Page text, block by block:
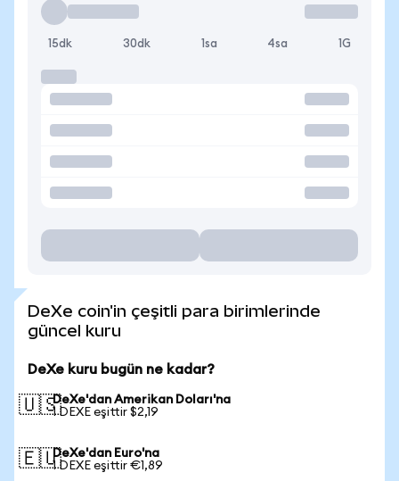
15dk 30dk 1sa 4sa 1G
DeXe coin'in çeşitli para birimlerinde
güncel kuru
DeXe kuru bugün ne kadar?
🇺🇸DeXe'dan Amerikan Doları'na
1 DEXE eşittir $2,19
🇪🇺DeXe'dan Euro'na
1 DEXE eşittir €1,89